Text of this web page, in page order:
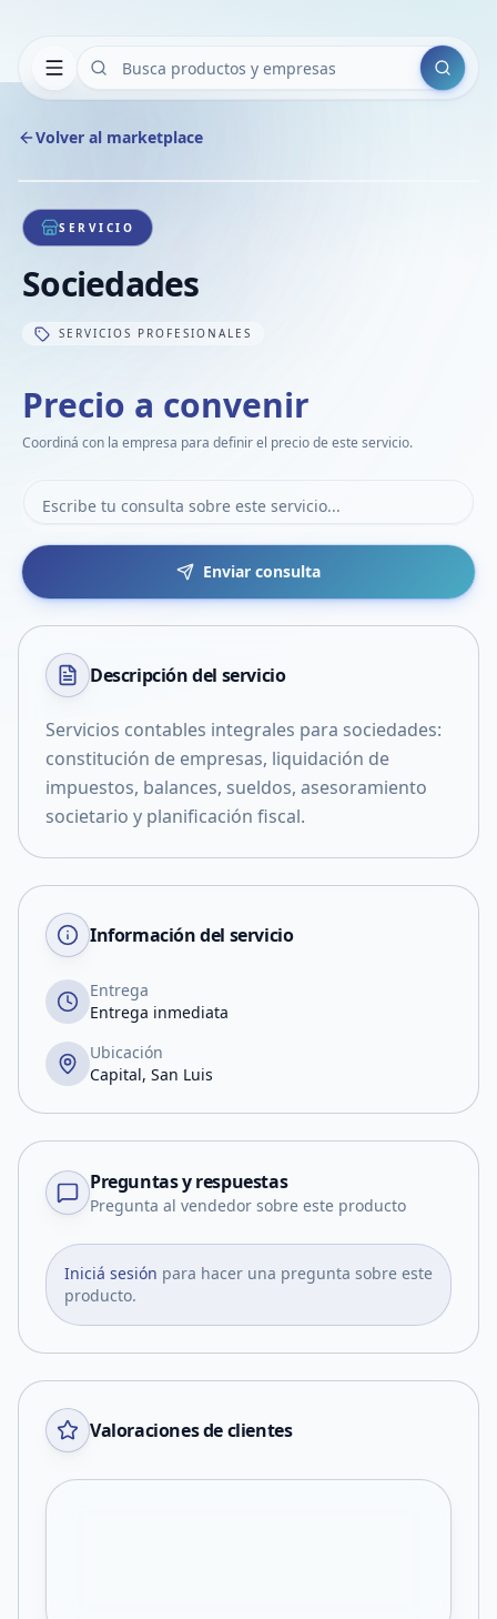
Buscar
Volver al marketplace
1/1
SERVICIO
Sociedades
SERVICIOS PROFESIONALES
Precio a convenir
Coordiná con la empresa para definir el precio de este servicio.
Enviar consulta
Descripción del servicio
Servicios contables integrales para sociedades:
constitución de empresas, liquidación de
impuestos, balances, sueldos, asesoramiento
societario y planificación fiscal.
Información del servicio
Entrega
Entrega inmediata
Ubicación
Capital, San Luis
Preguntas y respuestas
Pregunta al vendedor sobre este producto
Iniciá sesión para hacer una pregunta sobre este
producto.
Valoraciones de clientes